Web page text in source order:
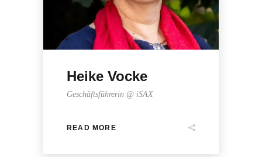
Heike Vocke
Geschäftsführerin @ iSAX
READ MORE